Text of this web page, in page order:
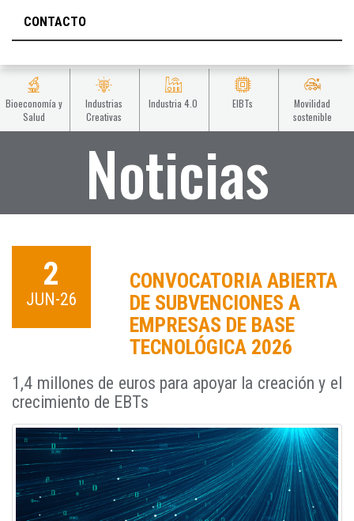
CONTACTO
Bioeconomía y
Salud
Industrias
Creativas
Industria 4.0 EIBTs
Movilidad
sostenible
Noticias
2
JUN-26
CONVOCATORIA ABIERTA
DE SUBVENCIONES A
EMPRESAS DE BASE
TECNOLÓGICA 2026
1,4 millones de euros para apoyar la creación y el
crecimiento de EBTs